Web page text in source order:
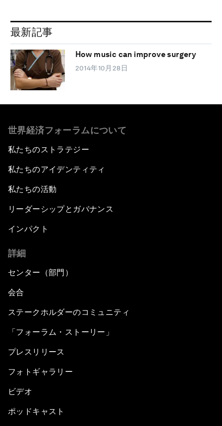
最新記事
How music can improve surgery
2014年10月28日
世界経済フォーラムについて
私たちのストラテジー
私たちのアイデンティティ
私たちの活動
リーダーシップとガバナンス
インパクト
詳細
センター（部門）
会合
ステークホルダーのコミュニティ
「フォーラム・ストーリー」
プレスリリース
フォトギャラリー
ビデオ
ポッドキャスト